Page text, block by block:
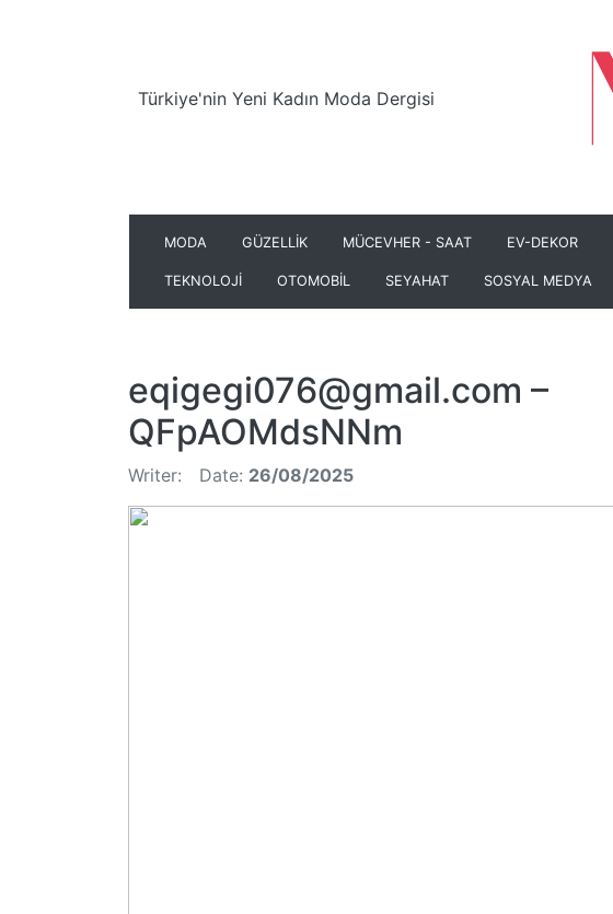
Türkiye'nin Yeni Kadın Moda Dergisi
MODA GÜZELLİK MÜCEVHER - SAAT EV-DEKOR
TEKNOLOJİ OTOMOBİL SEYAHAT SOSYAL MEDYA
eqigegi076@gmail.com –
QFpAOMdsNNm
Writer: Date: 26/08/2025